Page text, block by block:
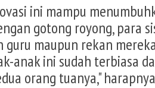
ini mampu
gotong royong, para
maupun rekan
anak ini sudah terbiasa
orang tuanya,"